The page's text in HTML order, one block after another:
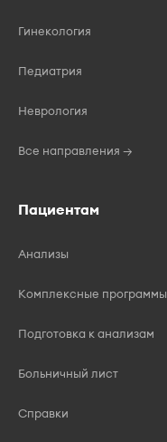
Гинекология
Педиатрия
Неврология
Все направления →
Пациентам
Анализы
Комплексные программы
Подготовка к анализам
Больничный лист
Справки